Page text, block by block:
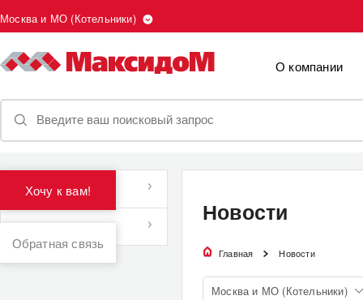
Москва и МО (Котельники)
О компании
Новости
Новости
Главная Новости
Москва и МО (Котельники)
Хочу к вам!
Обратная связь